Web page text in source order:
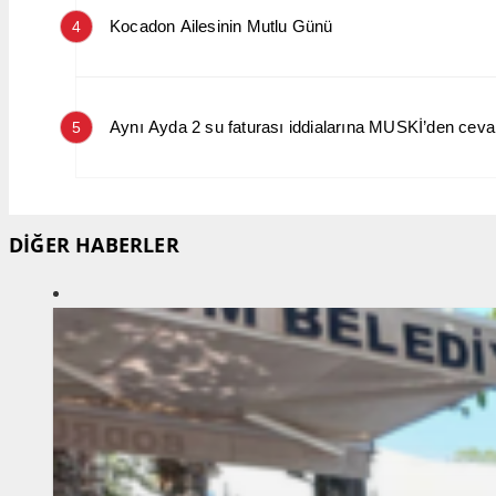
4 Kocadon Ailesinin Mutlu Günü
5 Aynı Ayda 2 su faturası iddialarına MUSKİ’den
DİĞER HABERLER